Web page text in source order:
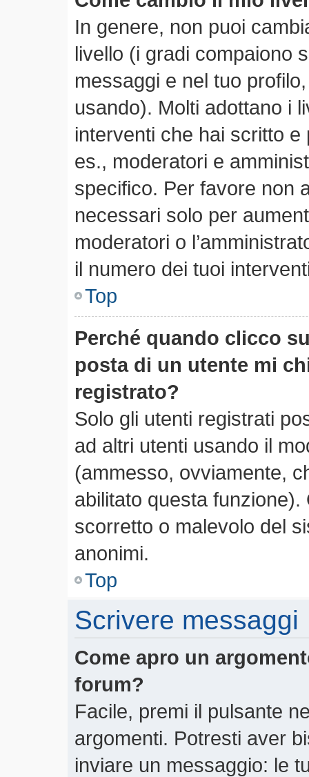
In genere, non puoi
livello (i gradi compaiono
messaggi e nel tuo
usando). Molti adottano i
interventi che hai scritto
es., moderatori e
specifico. Per favore non
necessari solo per
moderatori o
il numero dei tuoi
Top
Perché quando clicco
posta di un utente mi
registrato?
Solo gli utenti registrati
ad altri utenti usando il
(ammesso, ovviamente,
abilitato questa
scorretto o malevolo del
anonimi.
Top
Scrivere messaggi
Come apro un
forum?
Facile, premi il pulsante
argomenti. Potresti aver
inviare un messaggio: le